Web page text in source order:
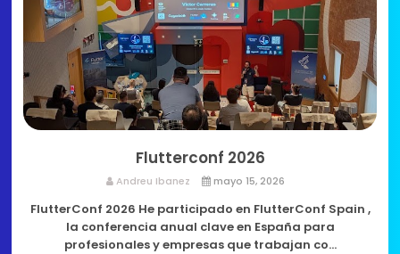
Flutterconf 2026
Andreu Ibanez mayo 15, 2026
FlutterConf 2026 He participado en FlutterConf Spain ,
la conferencia anual clave en España para
profesionales y empresas que trabajan co…